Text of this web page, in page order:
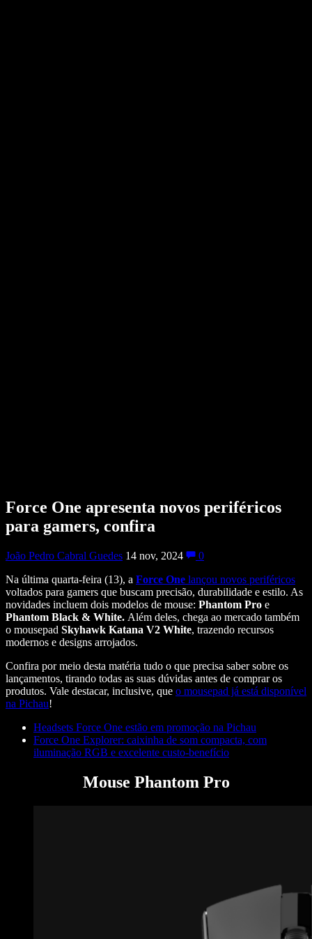
Force One apresenta novos periféricos
para gamers, confira
João Pedro Cabral Guedes 14 nov, 2024
0
Na última quarta-feira (13), a Force One lançou novos periféricos
voltados para gamers que buscam precisão, durabilidade e estilo. As
novidades incluem dois modelos de mouse: Phantom Pro e
Phantom Black & White. Além deles, chega ao mercado também
o mousepad Skyhawk Katana V2 White, trazendo recursos
modernos e designs arrojados.
Confira por meio desta matéria tudo o que precisa saber sobre os
lançamentos, tirando todas as suas dúvidas antes de comprar os
produtos. Vale destacar, inclusive, que o mousepad já está disponível
na Pichau!
Headsets Force One estão em promoção na Pichau
Force One Explorer: caixinha de som compacta, com
iluminação RGB e excelente custo-benefício
Mouse Phantom Pro